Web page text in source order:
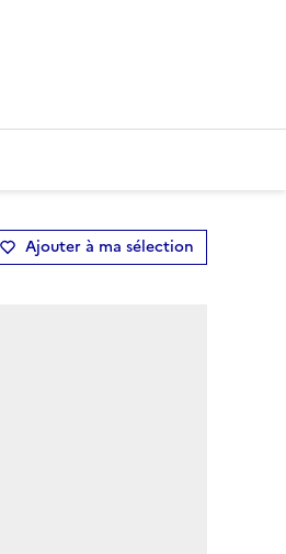
Ajouter à ma sélection